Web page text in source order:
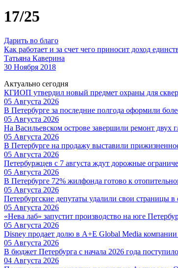
17/25
Дарить во благо
Как работает и за счет чего приносит доход
Татьяна Каверина
30 Ноября 2018
Актуально сегодня
КГИОП утвердил новый предмет охраны для
05 Августа 2026
В Петербурге за последние полгода оформили
05 Августа 2026
На Васильевском острове завершили ремонт двух
05 Августа 2026
В Петербурге на продажу выставили
05 Августа 2026
Петербуржцев с 7 августа ждут дорожные
05 Августа 2026
В Петербурге 72% жилфонда готово к
05 Августа 2026
Петербургские депутаты удалили свои страницы в
05 Августа 2026
«Нева лаб» запустит производство на юге
05 Августа 2026
Disney продает долю в A+E Global Media компании
05 Августа 2026
В бюджет Петербурга с начала 2026 года
04 Августа 2026